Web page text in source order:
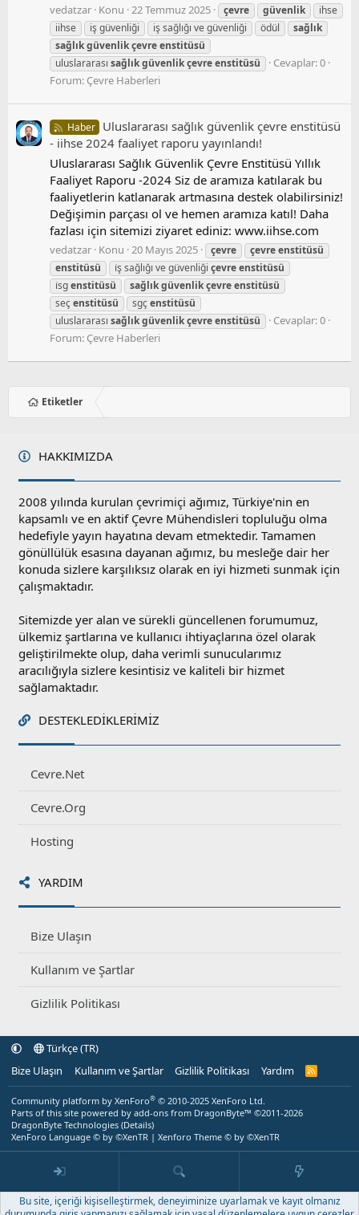
vedatzar Konu 22 Temmuz 2025 çevre güvenlik
ihse
iihse
iş güvenliği iş sağlığı ve güvenliği ödül
sağlık
sağlıkgüvenlikçevreenstitüsü
uluslararası sağlıkgüvenlikçevreenstitüsü
Cevaplar: 0
Forum: Çevre Haberleri
Haber Uluslararası sağlık güvenlik çevre enstitüsü
- iihse 2024 faaliyet raporu yayınlandı!
Uluslararası Sağlık Güvenlik Çevre Enstitüsü Yıllık
Faaliyet Raporu -2024 Siz de aramıza katılarak bu
faaliyetlerin katlanarak artmasına destek olabilirsiniz!
Değişimin parçası ol ve hemen aramıza katıl! Daha
fazlası için sitemizi ziyaret ediniz: www.iihse.com
vedatzar Konu 20 Mayıs 2025 çevre çevreenstitüsü
enstitüsü
i̇ş sağlığı ve güvenliği çevreenstitüsü
i̇sgenstitüsü sağlıkgüvenlikçevreenstitüsü
seçenstitüsü sgçenstitüsü
uluslararası sağlıkgüvenlikçevreenstitüsü
Cevaplar: 0
Forum: Çevre Haberleri
Etiketler
HAKKIMIZDA
2008 yılında kurulan çevrimiçi ağımız, Türkiye'nin en
kapsamlı ve en aktif Çevre Mühendisleri topluluğu olma
hedefiyle yayın hayatına devam etmektedir. Tamamen
gönüllülük esasına dayanan ağımız, bu mesleğe dair her
konuda sizlere karşılıksız olarak en iyi hizmeti sunmak için
çalışmaktadır.
Sitemizde yer alan ve sürekli güncellenen forumumuz,
ülkemiz şartlarına ve kullanıcı ihtiyaçlarına özel olarak
geliştirilmekte olup, daha verimli sunucularımız
aracılığıyla sizlere kesintisiz ve kaliteli bir hizmet
sağlamaktadır.
DESTEKLEDIKLERIMIZ
Cevre.Net
Cevre.Org
Hosting
YARDIM
Bize Ulaşın
Kullanım ve Şartlar
Gizlilik Politikası
Türkçe (TR)
Bize Ulaşın
Kullanım ve Şartlar Gizlilik Politikası Yardım
R
Community platform by XenForo® © 2010-2025 XenForo Ltd.
Parts of this site powered by add-ons from DragonByte™ ©2011-2026
DragonByte Technologies (Details)
XenForo Language © by ©XenTR | Xenforo Theme © by ©XenTR
Bu site, içeriği kişiselleştirmek, deneyiminize uyarlamak ve kayıt olmanız